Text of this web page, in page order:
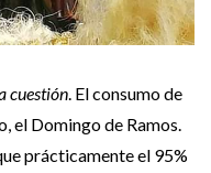
cuestión. El consumo de
el Domingo de Ramos.
prácticamente el 95%